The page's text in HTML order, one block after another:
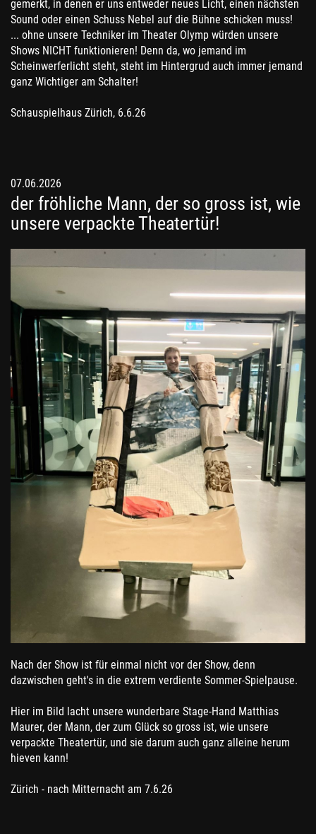
gemerkt, in denen er uns entweder neues Licht, einen nächsten
Sound oder einen Schuss Nebel auf die Bühne schicken muss!
... ohne unsere Techniker im Theater Olymp würden unsere
Shows NICHT funktionieren! Denn da, wo jemand im
Scheinwerferlicht steht, steht im Hintergrud auch immer jemand
ganz Wichtiger am Schalter!
Schauspielhaus Zürich, 6.6.26
07.06.2026
der fröhliche Mann, der so gross ist, wie
unsere verpackte Theatertür!
Nach der Show ist für einmal nicht vor der Show, denn
dazwischen geht's in die extrem verdiente Sommer-Spielpause.
Hier im Bild lacht unsere wunderbare Stage-Hand Matthias
Maurer, der Mann, der zum Glück so gross ist, wie unsere
verpackte Theatertür, und sie darum auch ganz alleine herum
hieven kann!
Zürich - nach Mitternacht am 7.6.26